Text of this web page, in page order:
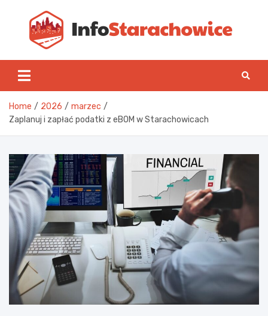
content
Home 2026
marzec
Zaplanuj i zapłać podatki z eBOM w Starachowicach